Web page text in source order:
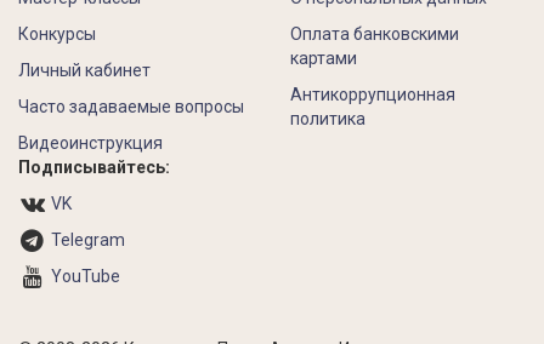
Конкурсы
Личный кабинет
Часто задаваемые вопросы
Видеоинструкция
Оплата банковскими
картами
Антикоррупционная
политика
Подписывайтесь:
VK
Telegram
YouTube